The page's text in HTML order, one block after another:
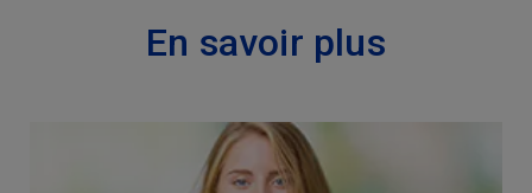
En savoir plus